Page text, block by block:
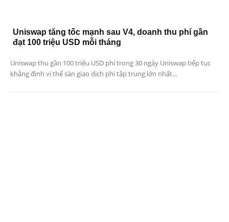
Uniswap tăng tốc mạnh sau V4, doanh thu phí gần
đạt 100 triệu USD mỗi tháng
Uniswap thu gần 100 triệu USD phí trong 30 ngày Uniswap tiếp tục
khẳng định vị thế sàn giao dịch phi tập trung lớn nhất...